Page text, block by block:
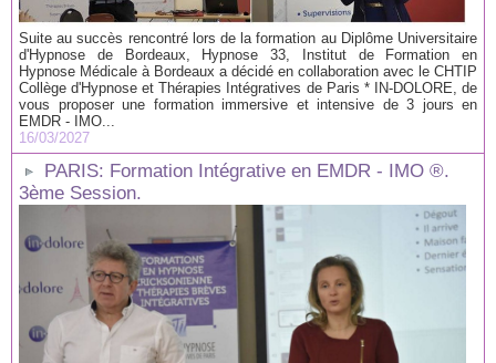
Suite au succès rencontré lors de la formation au Diplôme Universitaire
d'Hypnose de Bordeaux, Hypnose 33, Institut de Formation en
Hypnose Médicale à Bordeaux a décidé en collaboration avec le CHTIP
Collège d'Hypnose et Thérapies Intégratives de Paris * IN-DOLORE, de
vous proposer une formation immersive et intensive de 3 jours en
EMDR - IMO...
16/03/2027
PARIS: Formation Intégrative en EMDR - IMO ®.
3ème Session.